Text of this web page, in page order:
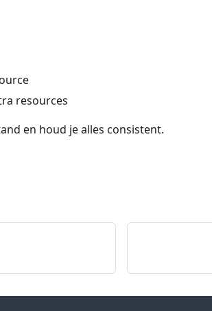
resources
en houd je alles consistent.